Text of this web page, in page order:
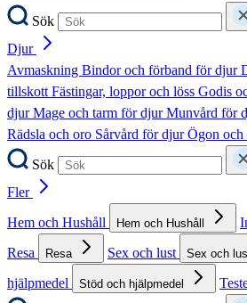
Sök
Djur
Avmaskning Bindor och förband för djur
tillskottFästingar, loppor och löss Godis
djurMage och tarm för djurMunvård för
Rädsla och oro Sårvård för djurÖgon
Sök
Fler
Hem och Hushåll
Hem och Hushåll
Resa
Resa Sex och lust Sex och
hjälpmedel
Stöd och hjälpmedel